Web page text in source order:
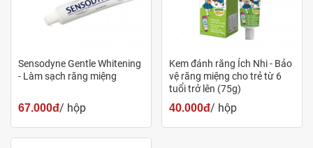
Sensodyne Gentle Whitening
- Làm sạch răng miệng
67.000đ/ hộp
Kem đánh răng Ích Nhi - Bảo
vệ răng miệng cho trẻ từ 6
tuổi trở lên (75g)
40.000đ/ hộp